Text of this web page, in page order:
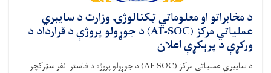
د مخابراتو او معلوماتي ټکنالوژۍ وزارت د سایبري
عملیاتي مرکز (AF-SOC) د جوړولو پروژې د قرارداد د
ورکړې د پرېکړې اعلان
د سایبري عملیاتي مرکز (AF-SOC) د جوړولو پروژه د فاستر انفراسټرکچر